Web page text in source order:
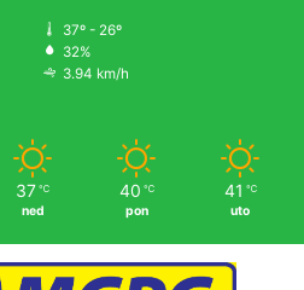
37º - 26º
32%
3.94 km/h
37 ℃
ned
40 ℃
pon
41 ℃
uto